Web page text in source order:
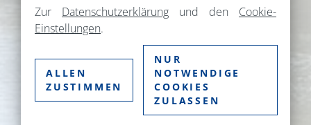
Zur Datenschutzerklärung und den Cookie-
Einstellungen.
ALLEN
ZUSTIMMEN
NUR
NOTWENDIGE
COOKIES
ZULASSEN